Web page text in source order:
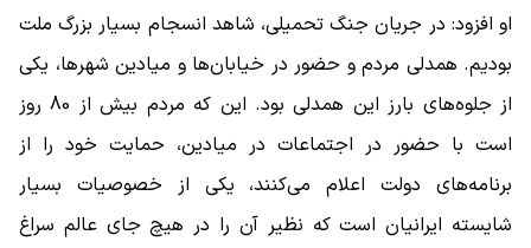
او افزود: در جریان جنگ تحمیلی، شاهد انسجام بسیار بزرگ ملت
بودیم. همدلی مردم و حضور در خیابان‌ها و میادین شهرها، یکی
از جلوه‌های بارز این همدلی بود. این که مردم بیش از 80 روز
است با حضور در اجتماعات در میادین، حمایت خود را از
برنامه‌های دولت اعلام می‌کنند، یکی از خصوصیات بسیار
شایسته ایرانیان است که نظیر آن را در هیچ جای عالم سراغ